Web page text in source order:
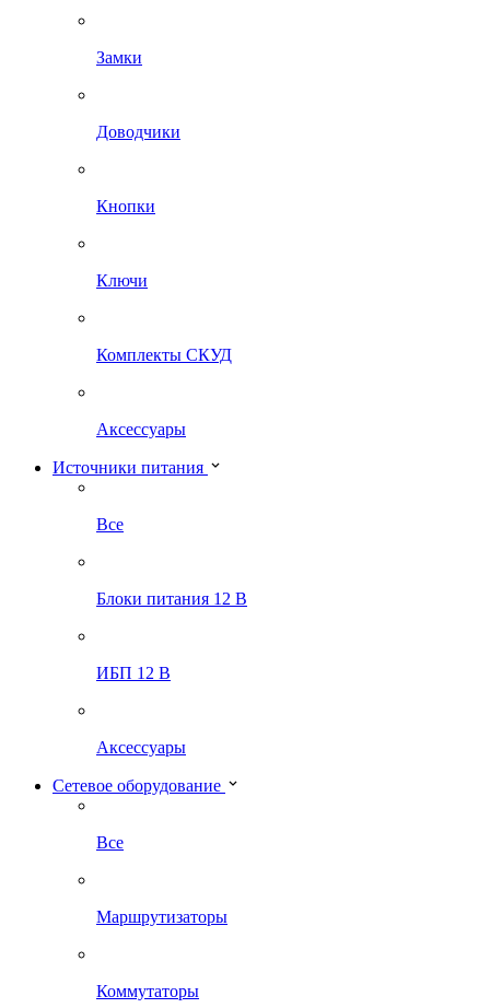
Замки
Доводчики
Кнопки
Ключи
Комплекты СКУД
Аксессуары
Источники питания
Все
Блоки питания 12 В
ИБП 12 В
Аксессуары
Сетевое оборудование
Все
Маршрутизаторы
Коммутаторы